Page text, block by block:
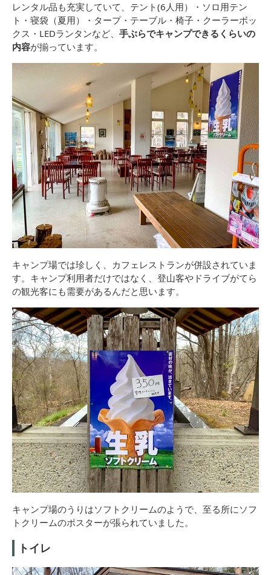
レンタル品も充実していて、テント(6人用）・ソロ用テン
ト・寝袋（夏用）・タープ・テーブル・椅子・クーラーボッ
クス・LEDランタンなど、 手ぶらでキャンプできるくらいの
内容が揃っています。
キャンプ場では珍しく、カフェレストランが併設されていま
す。キャンプ利用者だけではなく、登山客やドライブがてら
の観光客にも需要があるんだと思います。
キャンプ場のうりはソフトクリームのようで、至る所にソフ
トクリームのポスターが張られていました。
トイレ